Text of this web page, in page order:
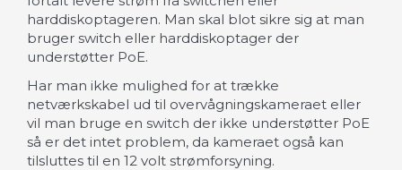
harddiskoptageren. Man skal blot sikre sig at man
bruger switch eller harddiskoptager der
understøtter PoE.
Har man ikke mulighed for at trække
netværkskabel ud til overvågningskameraet eller
vil man bruge en switch der ikke understøtter PoE
så er det intet problem, da kameraet også kan
tilsluttes til en 12 volt strømforsyning.